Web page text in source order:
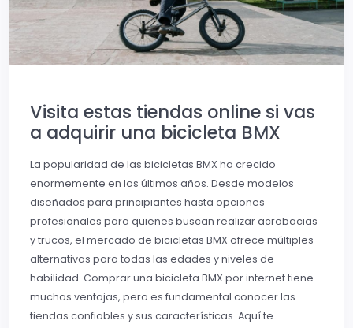
Visita estas tiendas online si vas
a adquirir una bicicleta BMX
La popularidad de las bicicletas BMX ha crecido
enormemente en los últimos años. Desde modelos
diseñados para principiantes hasta opciones
profesionales para quienes buscan realizar acrobacias
y trucos, el mercado de bicicletas BMX ofrece múltiples
alternativas para todas las edades y niveles de
habilidad. Comprar una bicicleta BMX por internet tiene
muchas ventajas, pero es fundamental conocer las
tiendas confiables y sus características. Aquí te